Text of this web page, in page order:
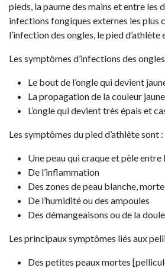
pieds, la paume des mains et entre les
infections fongiques externes les plus
l’infection des ongles, le pied d’athlète
Les symptômes d’infections des
Le bout de l’ongle qui devient
La propagation de la couleur
L’ongle qui devient très épais et
Les symptômes du pied d’athlète sont :
Une peau qui craque et pèle entre
De l’inflammation
Des zones de peau blanche, morte
De l’humidité ou des ampoules
Des démangeaisons ou de la
Les principaux symptômes liés aux
Des petites peaux mortes